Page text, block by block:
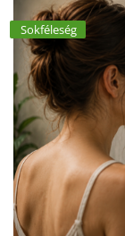
Sokféleség